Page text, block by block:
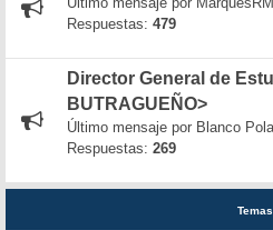
Respuestas: 479
Director General de
BUTRAGUEÑO>
Último mensaje por Blanco
Respuestas: 269
Temas